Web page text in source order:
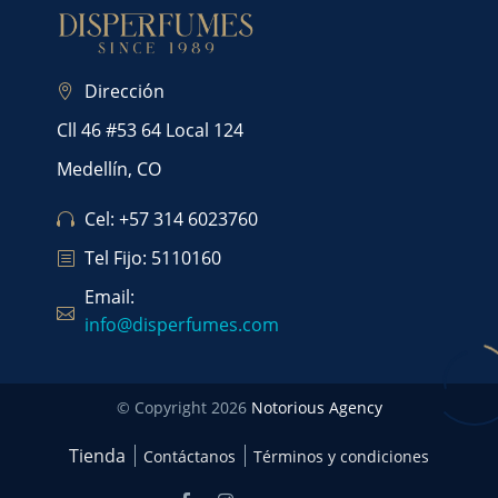
Dirección
Cll 46 #53 64 Local 124
Medellín, CO
Cel: +57 314 6023760
Tel Fijo: 5110160
Email:
info@disperfumes.com
© Copyright 2026 Notorious Agency
Tienda Contáctanos Términos y condiciones